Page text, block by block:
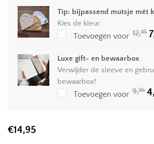
Tip: bijpassend mutsje mét
Kies de kleur:
Toevoegen voor 12,95
Luxe gift- en bewaarbox
Verwijder de sleeve en
bewaarbox!
Toevoegen voor 9,95 4,
€14,95